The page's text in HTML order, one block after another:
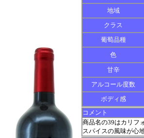
地域
クラス
葡萄品種
色
甘辛
アルコール度数
ボディ感
コメント
商品名の39はカリフ
スパイスの風味が心